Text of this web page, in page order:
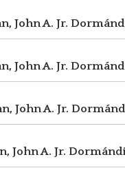
John A. Jr.
John A. Jr.
John A. Jr.
John A. Jr.